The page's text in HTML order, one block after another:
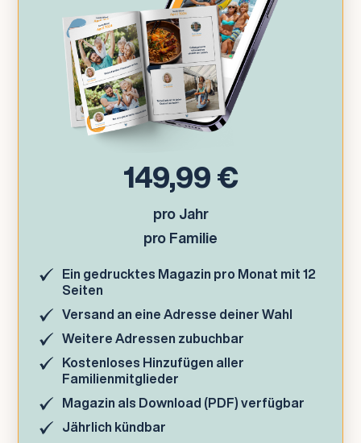
149,99 €
pro Jahr
pro Familie
Ein gedrucktes Magazin pro Monat mit 12
Seiten
Versand an eine Adresse deiner Wahl
Weitere Adressen zubuchbar
Kostenloses Hinzufügen aller
Familienmitglieder
Magazin als Download (PDF) verfügbar
Jährlich kündbar